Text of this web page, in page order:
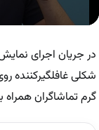
در جریان اجرای
شکلی غافلگیرکننده
گرم تماشاگران همراه